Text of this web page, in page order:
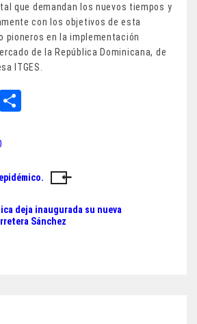
que demandan los nuevos tiempos y
con los objetivos de esta
pioneros en la implementación
de la República Dominicana, de
ITGES.
W
deja inaugurada su nueva
Sánchez